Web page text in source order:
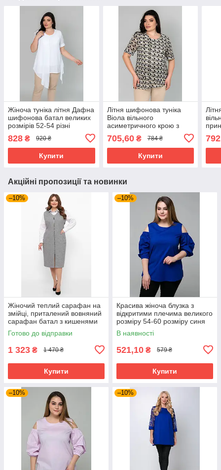
Жіноча туніка літня Дафна
шифонова батал великих
розмірів 52-54 різні
828 ₴ 920 ₴
Купити
Літня шифонова туніка
Віола вільного
асиметричного крою з
розмірів 50-60 різні
кольори
705,60₴ 784 ₴
Купити
792
Акційні пропозиції та новинки
–10%
Жіночий теплий сарафан на
змійці, приталений вовняний
сарафан батал з кишенями
великих розмірів 54-64
розміри сірий
Готово до відправки
1 323 ₴ 1 470 ₴
Купити
–10%
Красива жіноча блузка з
відкритими плечима великого
розміру 54-60 розміру синя
В наявності
521,10 ₴ 579 ₴
Купити
–10% –10%